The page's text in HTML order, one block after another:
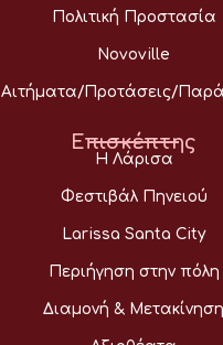
Πολιτική Προστασία
Novoville
Αιτήματα/Προτάσεις/
Επισκέπτης
Η Λάρισα
Φεστιβάλ Πηνειού
Larissa Santa City
Περιήγηση στην πόλη
Διαμονή & Μετακίνηση